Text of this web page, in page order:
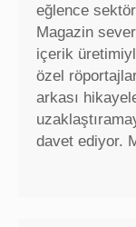
eğlence
Magazin
içerik
özel
arkası
davet ediyor.